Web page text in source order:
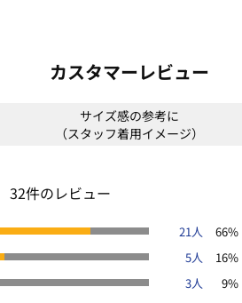
カスタマーレビュー
サイズ感の参考に
（スタッフ着用イメージ）
32件のレビュー
21人
66%
5人
16%
3人
9%